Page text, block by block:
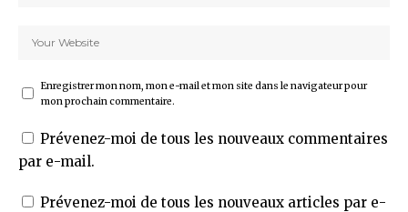
Enregistrer mon nom, mon e-mail et mon site dans le navigateur pour
mon prochain commentaire.
Prévenez-moi de tous les nouveaux commentaires
par e-mail.
Prévenez-moi de tous les nouveaux articles par e-